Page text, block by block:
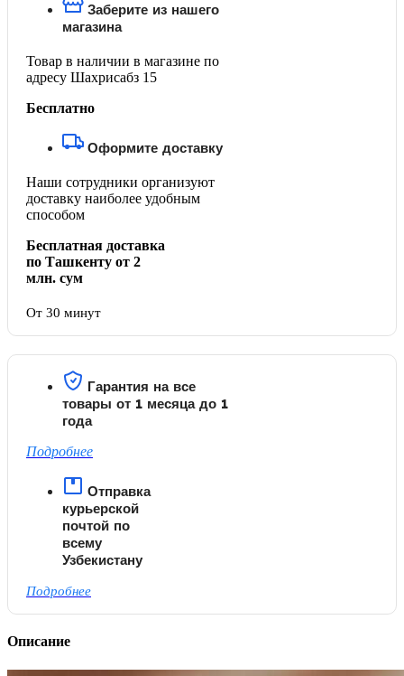
Заберите из нашего
магазина
Товар в наличии в магазине по
адресу Шахрисабз 15
Бесплатно
Оформите доставку
Наши сотрудники организуют
доставку наиболее удобным
способом
Бесплатная доставка
по Ташкенту от 2
млн. сум
От 30 минут
Гарантия на все
товары от 1 месяца до 1
года
Подробнее
Отправка
курьерской
почтой по
всему
Узбекистану
Подробнее
Описание